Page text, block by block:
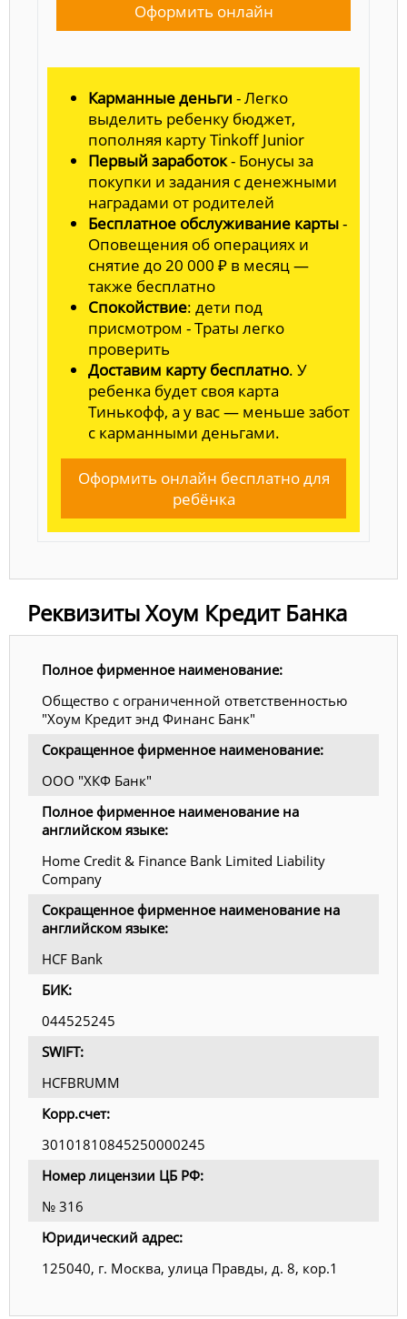
Оформить онлайн
Карманные деньги - Легко
выделить ребенку бюджет,
пополняя карту Tinkoff Junior
Первый заработок- Бонусы за
покупки и задания с денежными
наградами от родителей
Бесплатное обслуживание карты-
Оповещения об операциях и
снятие до 20 000 ₽ в месяц —
также бесплатно
Спокойствие: дети под
присмотром - Траты легко
проверить
Доставим карту бесплатно. У
ребенка будет своя карта
Тинькофф, а у вас — меньше забот
с карманными деньгами.
Оформить онлайн бесплатно для
ребёнка
Реквизиты Хоум Кредит Банка
Полное фирменное наименование:
Общество с ограниченной ответственностью
"Хоум Кредит энд Финанс Банк"
Сокращенное фирменное наименование:
ООО "ХКФ Банк"
Полное фирменное наименование на
английском языке:
Home Credit & Finance Bank Limited Liability
Company
Сокращенное фирменное наименование на
английском языке:
HCF Bank
БИК:
044525245
SWIFT:
HCFBRUMM
Корр.счет:
30101810845250000245
Номер лицензии ЦБ РФ:
№ 316
Юридический адрес:
125040, г. Москва, улица Правды, д. 8, кор.1